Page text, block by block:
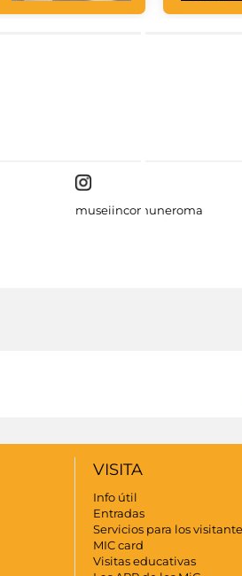
museiincomuneroma
VISITA
Info útil
Entradas
Servicios para los
MIC card
Visitas educativas